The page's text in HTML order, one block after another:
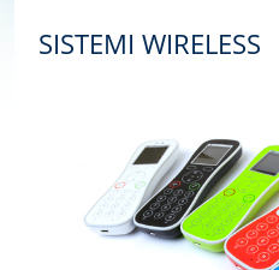
SISTEMI WIRELESS